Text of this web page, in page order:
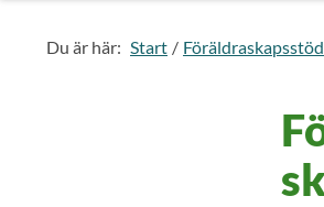
Du är här: Start Föräldraskapsstöd